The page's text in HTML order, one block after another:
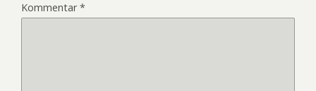
Kommentar*